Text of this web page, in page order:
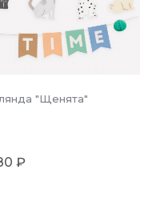
"Щенята"
₽